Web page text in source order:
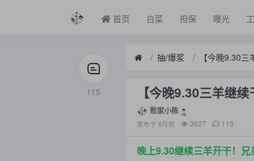
首页 白菜 担保 曝光
115
抽/爆浆 【今晚9.30
【今晚9.30三羊继
败家小陈
发布于 8月前 3627 115
晚上9.30继续三羊开干！